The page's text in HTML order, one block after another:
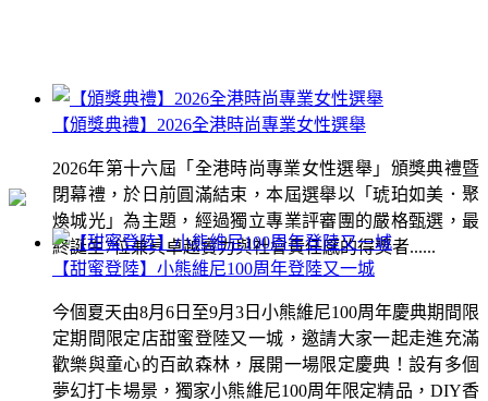
【頒獎典禮】2026全港時尚專業女性選舉
2026年第十六屆「全港時尚專業女性選舉」頒獎典禮暨
閉幕禮，於日前圓滿結束，本屆選舉以「琥珀如美．聚
煥城光」為主題，經過獨立專業評審團的嚴格甄選，最
終誕生7位兼具卓越實力與社會責任感的得獎者......
【甜蜜登陸】小熊維尼100周年登陸又一城
今個夏天由8月6日至9月3日小熊維尼100周年慶典期間限
定期間限定店甜蜜登陸又一城，邀請大家一起走進充滿
歡樂與童心的百畝森林，展開一場限定慶典！設有多個
夢幻打卡場景，獨家小熊維尼100周年限定精品，DIY香